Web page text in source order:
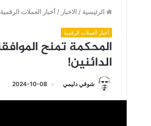
الرئيسية / الاخبار / أخبار العملات الرقمية
أخبار العملات الرقمية
الدائنين!
شوقي دليمي 2024-10-08